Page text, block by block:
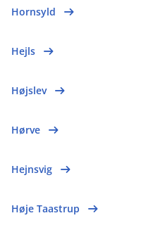
Hornsyld
Hejls
Højslev
Hørve
Hejnsvig
Høje Taastrup